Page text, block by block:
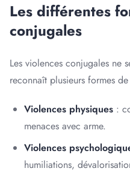
Les différentes
conjugales
Les violences conjugales ne
reconnaît plusieurs formes
Violences physiques :
menaces avec arme.
Violences
humiliations,